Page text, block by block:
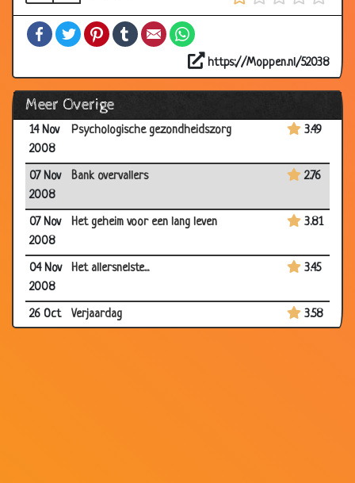
FacebookTwitterPinterestTumblrEmail
https://Moppen.nl/52038
Meer Overige
21 Nov
Ouderdom
2008
14 Nov
2008
Psychologische gezondheidszorg 3.49
07 Nov
2008
Bank overvallers 2.76
07 Nov
2008
Het geheim voor een lang leven 3.81
04 Nov
2008
Het allersnelste... 3.45
26 Oct
Verjaardag 3.58